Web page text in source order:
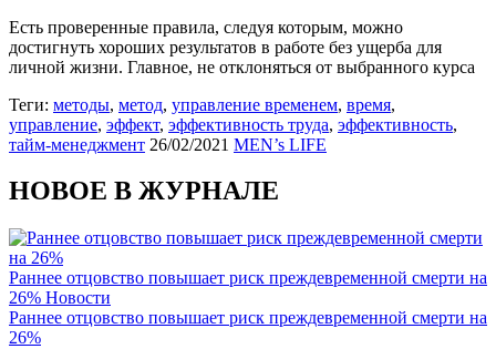
Есть проверенные правила, следуя которым, можно
достигнуть хороших результатов в работе без ущерба для
личной жизни. Главное, не отклоняться от выбранного курса
Теги: методы, метод, управление временем, время,
управление, эффект, эффективность труда, эффективность,
тайм-менеджмент 26/02/2021 MEN’s LIFE
НОВОЕ В ЖУРНАЛЕ
Раннее отцовство повышает риск преждевременной смерти на
26% Новости
Раннее отцовство повышает риск преждевременной смерти на
26%